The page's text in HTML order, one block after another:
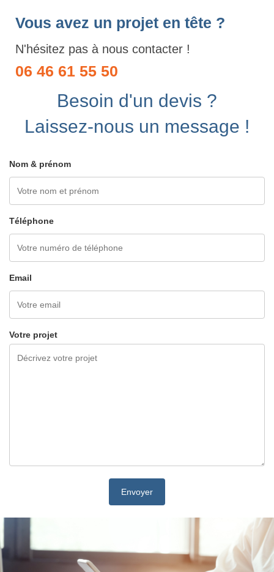
Vous avez un projet en tête ?
N'hésitez pas à nous contacter !
06 46 61 55 50
Besoin d'un devis ?
Laissez-nous un message !
Nom & prénom
Téléphone
Email
Votre projet